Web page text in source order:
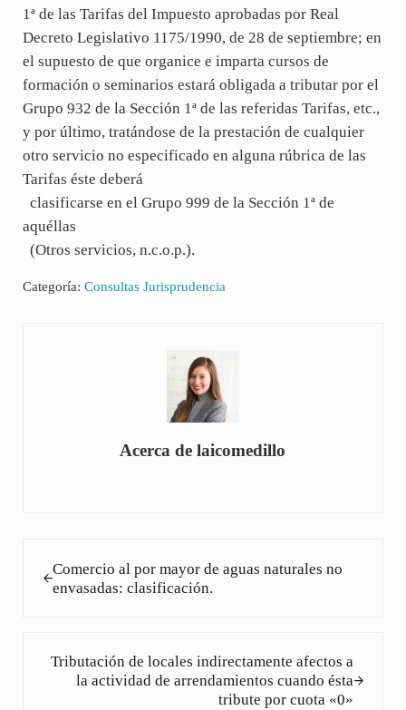
1ª de las Tarifas del Impuesto aprobadas por Real
Decreto Legislativo 1175/1990, de 28 de septiembre; en
el supuesto de que organice e imparta cursos de
formación o seminarios estará obligada a tributar por el
Grupo 932 de la Sección 1ª de las referidas Tarifas, etc.,
y por último, tratándose de la prestación de cualquier
otro servicio no especificado en alguna rúbrica de las
Tarifas éste deberá
clasificarse en el Grupo 999 de la Sección 1ª de
aquéllas
(Otros servicios, n.c.o.p.).
Categoría: Consultas Jurisprudencia
Acerca delaicomedillo
Comercio al por mayor de aguas naturales no
envasadas: clasificación.
Tributación de locales indirectamente afectos a
la actividad de arrendamientos cuando ésta
tribute por cuota «0»